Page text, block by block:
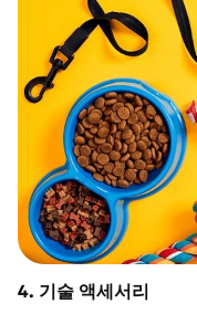
4. 기술 액세서리